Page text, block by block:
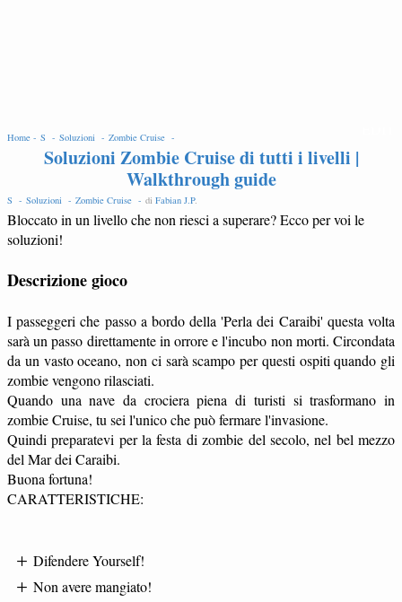
Home - S - Soluzioni - Zombie Cruise -
Soluzioni Zombie Cruise di tutti i livelli |
Walkthrough guide
S - Soluzioni - Zombie Cruise - di Fabian J.P.
Bloccato in un livello che non riesci a superare? Ecco per voi le
soluzioni!
Descrizione gioco
I passeggeri che passo a bordo della 'Perla dei Caraibi' questa volta
sarà un passo direttamente in orrore e l'incubo non morti. Circondata
da un vasto oceano, non ci sarà scampo per questi ospiti quando gli
zombie vengono rilasciati.
Quando una nave da crociera piena di turisti si trasformano in
zombie Cruise, tu sei l'unico che può fermare l'invasione.
Quindi preparatevi per la festa di zombie del secolo, nel bel mezzo
del Mar dei Caraibi.
Buona fortuna!
CARATTERISTICHE:
Difendere Yourself!
Non avere mangiato!